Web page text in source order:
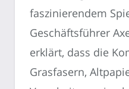
faszinierendem
Geschäftsführer
erklärt, dass die
Grasfasern,